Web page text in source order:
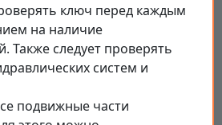
ключ перед каждым
на наличие
Также следует проверять
систем и
подвижные части